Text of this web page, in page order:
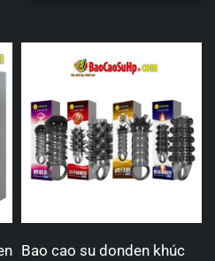
Bao cao su donden khúc